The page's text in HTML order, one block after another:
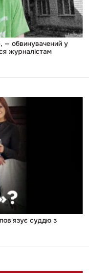
— обвинувачений у
журналістам
суддю з